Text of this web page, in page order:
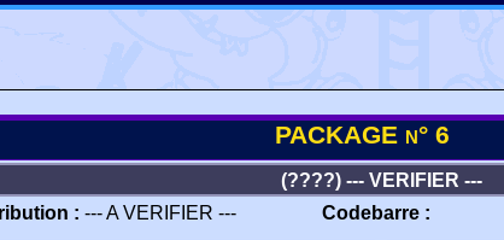
PACKAGE n° 6
(????) --- VERIFIER ---
: --- A VERIFIER --- Codebarre :